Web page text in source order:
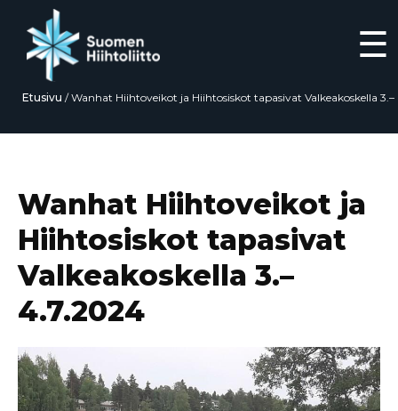
☰
Etusivu /Wanhat Hiihtoveikot ja Hiihtosiskot tapasivat Valkeakoskella 3.–
Wanhat Hiihtoveikot ja
Hiihtosiskot tapasivat
Valkeakoskella 3.–
4.7.2024